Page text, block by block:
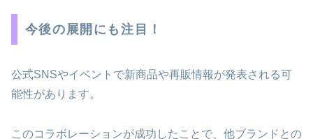
今後の展開にも注目！
公式SNSやイベントで新商品や再販情報が発表される可
能性があります。
このコラボレーションが成功したことで、他ブランドとの